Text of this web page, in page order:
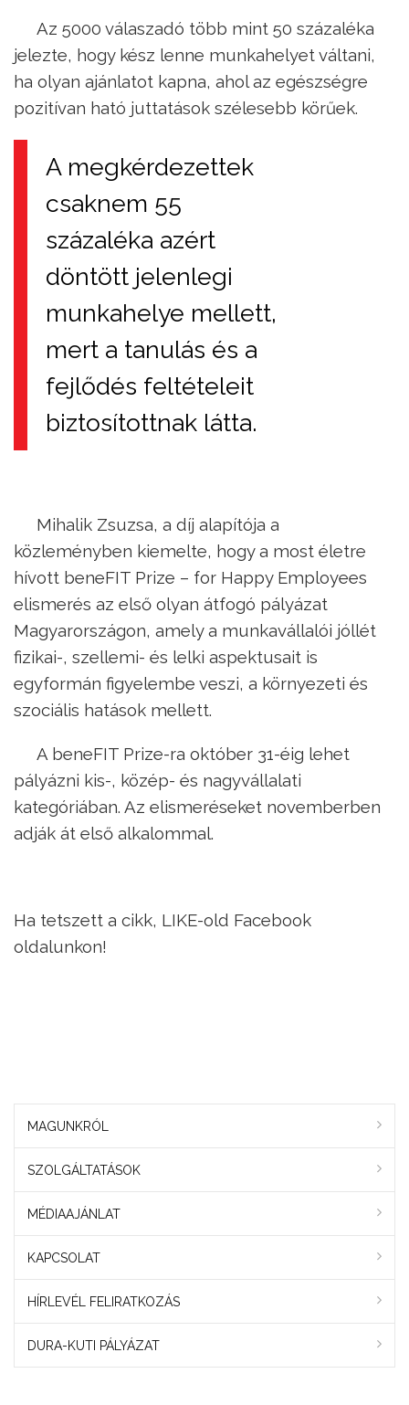
Az 5000 válaszadó több mint 50 százaléka
jelezte, hogy kész lenne munkahelyet váltani,
ha olyan ajánlatot kapna, ahol az egészségre
pozitívan ható juttatások szélesebb körűek.
A megkérdezettek
csaknem 55
százaléka azért
döntött jelenlegi
munkahelye mellett,
mert a tanulás és a
fejlődés feltételeit
biztosítottnak látta.
Mihalik Zsuzsa, a díj alapítója a
közleményben kiemelte, hogy a most életre
hívott beneFIT Prize – for Happy Employees
elismerés az első olyan átfogó pályázat
Magyarországon, amely a munkavállalói jóllét
fizikai-, szellemi- és lelki aspektusait is
egyformán figyelembe veszi, a környezeti és
szociális hatások mellett.
A beneFIT Prize-ra október 31-éig lehet
pályázni kis-, közép- és nagyvállalati
kategóriában. Az elismeréseket novemberben
adják át első alkalommal.
Ha tetszett a cikk, LIKE-old Facebook
oldalunkon!
MAGUNKRÓL
SZOLGÁLTATÁSOK
MÉDIAAJÁNLAT
KAPCSOLAT
HÍRLEVÉL FELIRATKOZÁS
DURA-KUTI PÁLYÁZAT